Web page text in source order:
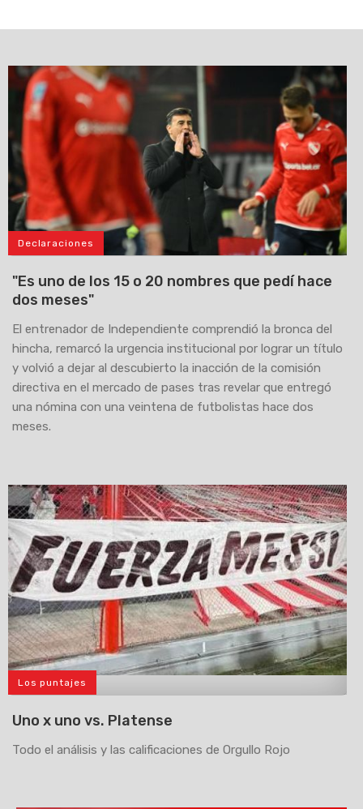
Declaraciones
"Es uno de los 15 o 20 nombres que pedí hace
dos meses"
El entrenador de Independiente comprendió la bronca del
hincha, remarcó la urgencia institucional por lograr un título
y volvió a dejar al descubierto la inacción de la comisión
directiva en el mercado de pases tras revelar que entregó
una nómina con una veintena de futbolistas hace dos
meses.
Los puntajes
Uno x uno vs. Platense
Todo el análisis y las calificaciones de Orgullo Rojo